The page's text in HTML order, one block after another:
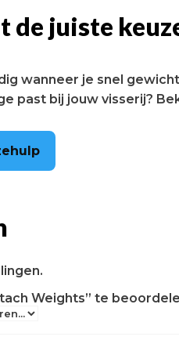
juiste
wanneer je snel
past bij jouw visserij?
Weights” te